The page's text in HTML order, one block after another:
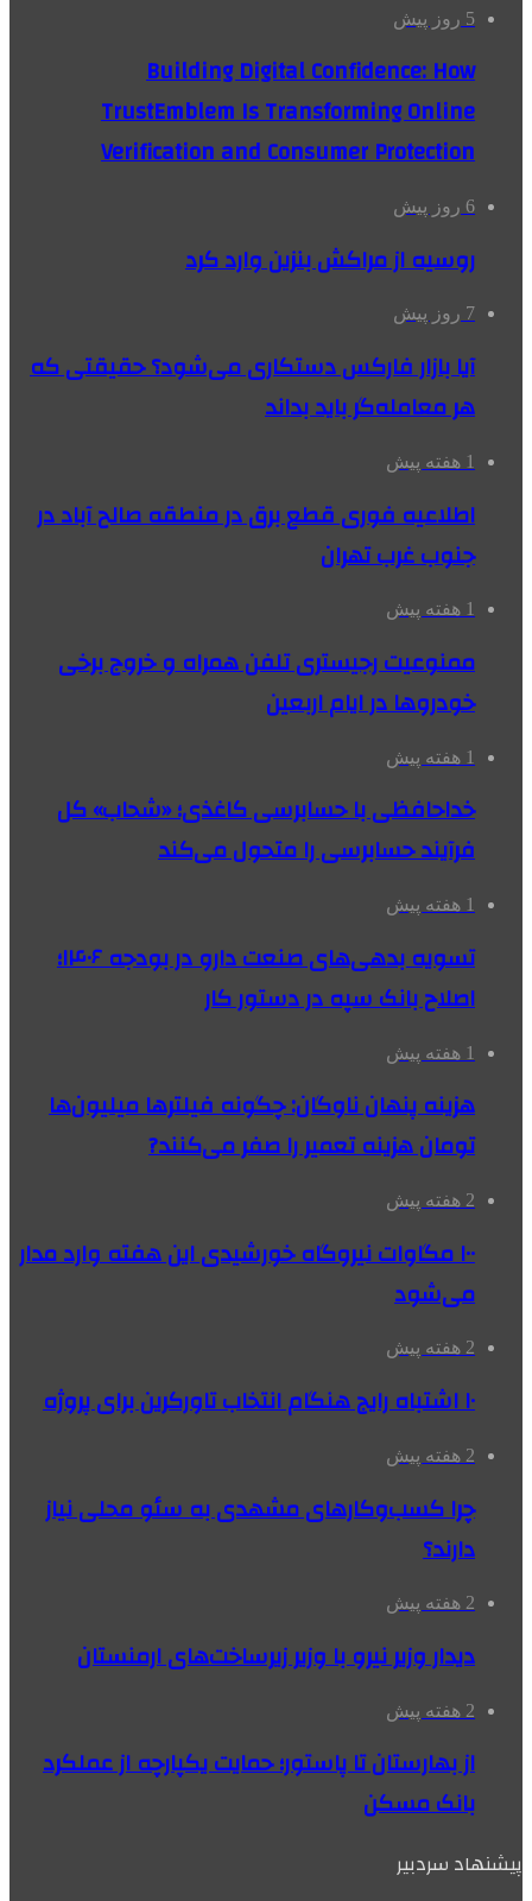
5 روز پیش
Building Digital Confidence: How
TrustEmblem Is Transforming Online
Verification and Consumer Protection
6 روز پیش
روسیه از مراکش بنزین وارد کرد
7 روز پیش
آیا بازار فارکس دستکاری می‌شود؟ حقیقتی که
هر معامله‌گر باید بداند
1 هفته پیش
اطلاعیه فوری قطع برق در منطقه صالح آباد در
جنوب غرب تهران
1 هفته پیش
ممنوعیت رجیستری تلفن همراه و خروج برخی
خودروها در ایام اربعین
1 هفته پیش
خداحافظی با حسابرسی کاغذی؛ «شحاب» کل
فرآیند حسابرسی را متحول می‌کند
1 هفته پیش
تسویه بدهی‌های صنعت دارو در بودجه ۱۴۰۶؛
اصلاح بانک سپه در دستور کار
1 هفته پیش
هزینه پنهان ناوگان: چگونه فیلترها میلیون‌ها
تومان هزینه تعمیر را صفر می‌کنند?
2 هفته پیش
۱۰۰ مگاوات نیروگاه‌ خورشیدی این هفته وارد مدار
می‌شود
2 هفته پیش
۱۰ اشتباه رایج هنگام انتخاب تاورکرین برای پروژه
2 هفته پیش
چرا کسب‌وکارهای مشهدی به سئو محلی نیاز
دارند؟
2 هفته پیش
دیدار وزیر نیرو با وزیر زیرساخت‌های ارمنستان
2 هفته پیش
از بهارستان تا پاستور؛ حمایت یکپارچه از عملکرد
بانک مسکن
پیشنهاد سردبیر